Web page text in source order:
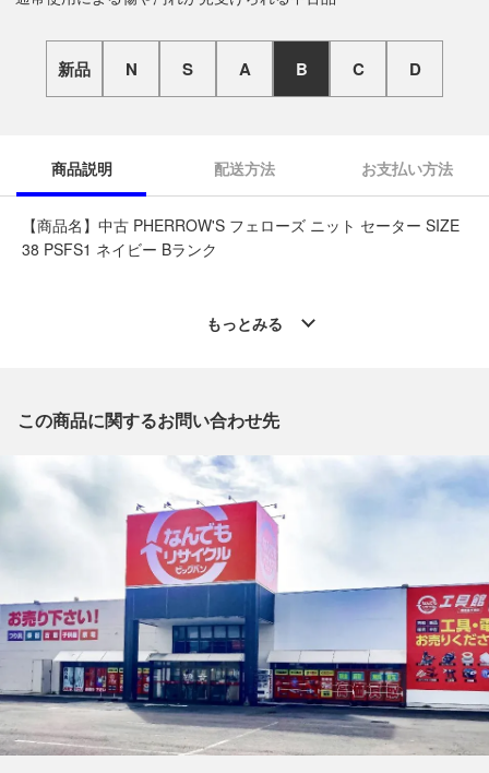
新品 N S A B C D
商品説明 配送方法 お支払い方法
【商品名】中古 PHERROW'S フェローズ ニット セーター SIZE
38 PSFS1 ネイビー Bランク
※「なんでもリサイクルビッグバン 公式オンラインストアの出
電話番号：0154-51-3196
【店舗内商品コード】1003101809717
【メーカー】PHERROW'S/フェローズ
【型番】PSFS1
【対象】メンズ
【カラー】ネイビー
【表記サイズ】EU 38
【肩幅】約40cm
【着丈】約65cm
【身幅】約50cm
【袖丈】約61cm
もっとみる
この商品に関するお問い合わせ先